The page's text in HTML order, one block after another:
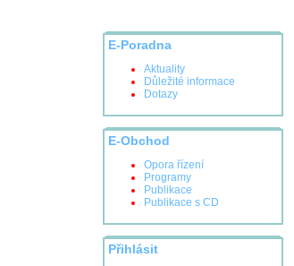
E-Poradna
Aktuality
Důležité informace
Dotazy
E-Obchod
Opora řízení
Programy
Publikace
Publikace s CD
Přihlásit